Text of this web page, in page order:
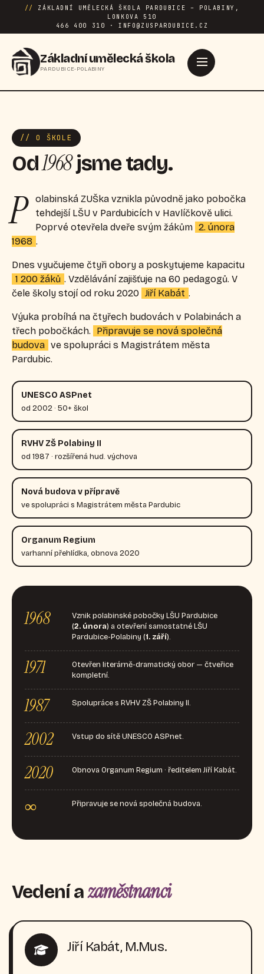
//
ZÁKLADNÍ UMĚLECKÁ ŠKOLA PARDUBICE – POLABINY,
LONKOVA 510
466 400 310 · INFO@ZUSPARDUBICE.CZ
Základní umělecká škola
PARDUBICE-POLABINY
// O ŠKOLE
Od1968jsme tady.
P
olabinská ZUŠka vznikla původně jako pobočka
tehdejší LŠU v Pardubicích v Havlíčkově ulici.
Poprvé otevřela dveře svým žákům 2. února
1968 .
Dnes vyučujeme čtyři obory a poskytujeme kapacitu
1 200 žáků . Vzdělávání zajišťuje na 60 pedagogů. V
čele školy stojí od roku 2020 Jiří Kabát .
Výuka probíhá na čtyřech budovách v Polabinách a
třech pobočkách.
Připravuje se nová společná
budova ve spolupráci s Magistrátem města
Pardubic.
UNESCO ASPnet
od 2002 · 50+ škol
RVHV ZŠ Polabiny II
od 1987 · rozšířená hud. výchova
Nová budova v přípravě
ve spolupráci s Magistrátem města Pardubic
Organum Regium
varhanní přehlídka, obnova 2020
1968
Vznik polabinské pobočky LŠU Pardubice
(2. února) a otevření samostatné LŠU
Pardubice-Polabiny (1. září).
1971
Otevřen literárně-dramatický obor — čtveřice
kompletní.
1987 Spolupráce s RVHV ZŠ Polabiny II.
2002 Vstup do sítě UNESCO ASPnet.
2020 Obnova Organum Regium · ředitelem Jiří Kabát.
∞ Připravuje se nová společná budova.
Vedení azaměstnanci
Jiří Kabát, M.Mus.